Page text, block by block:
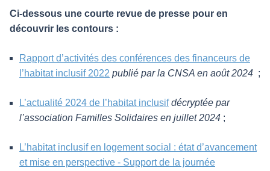
Ci-dessous une courte revue de presse pour en
découvrir les contours :
Rapport d’activités des conférences des financeurs de
l’habitat inclusif 2022 publié par la CNSA en août 2024 ;
L’actualité 2024 de l’habitat inclusifdécryptée par
l’association Familles Solidaires en juillet 2024 ;
L’habitat inclusif en logement social : état d’avancement
et mise en perspective - Support de la journée